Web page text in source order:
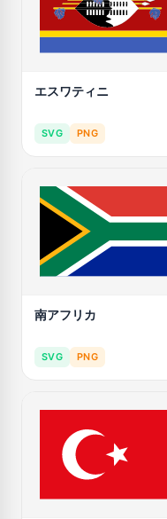
エスワティニ
SVG PNG
南アフリカ
SVG PNG